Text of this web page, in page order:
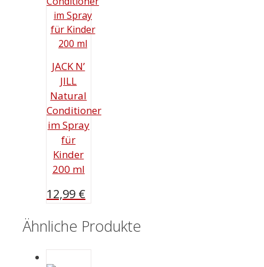
JACK N’
JILL
Natural
Conditioner
im Spray
für
Kinder
200 ml
12,99 €
Ähnliche Produkte